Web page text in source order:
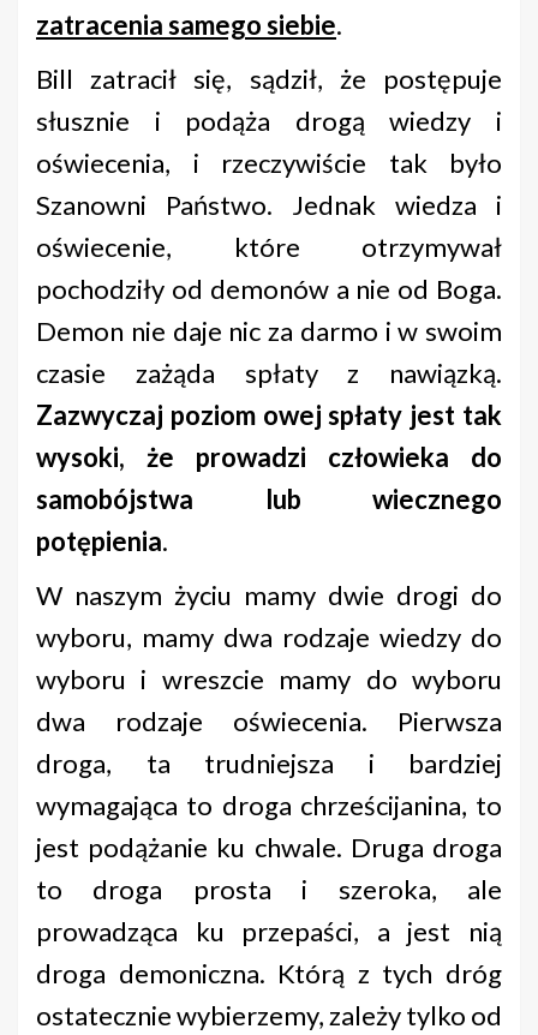
zatracenia samego siebie.
Bill zatracił się, sądził, że postępuje
słusznie i podąża drogą wiedzy i
oświecenia, i rzeczywiście tak było
Szanowni Państwo. Jednak wiedza i
oświecenie, które otrzymywał
pochodziły od demonów a nie od Boga.
Demon nie daje nic za darmo i w swoim
czasie zażąda spłaty z nawiązką.
Zazwyczaj poziom owej spłaty jest tak
wysoki, że prowadzi człowieka do
samobójstwa lub wiecznego
potępienia.
W naszym życiu mamy dwie drogi do
wyboru, mamy dwa rodzaje wiedzy do
wyboru i wreszcie mamy do wyboru
dwa rodzaje oświecenia. Pierwsza
droga, ta trudniejsza i bardziej
wymagająca to droga chrześcijanina, to
jest podążanie ku chwale. Druga droga
to droga prosta i szeroka, ale
prowadząca ku przepaści, a jest nią
droga demoniczna. Którą z tych dróg
ostatecznie wybierzemy, zależy tylko od